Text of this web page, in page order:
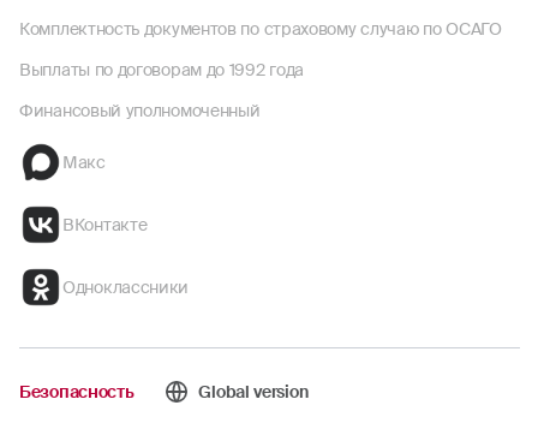
Комплектность документов по страховому случаю по ОСАГО
Выплаты по договорам до 1992 года
Финансовый уполномоченный
Макс
ВКонтакте
Одноклассники
Безопасность Global version